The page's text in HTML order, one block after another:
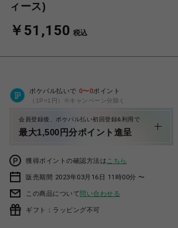
ィース)
￥51,150 税込
ポケパル払いで 0〜0ポイント
（1P=1円）※キャンペーン分除く
会員登録後、ポケパル払い初回登録&利用で
最大1,500円分ポイント進呈
獲得ポイントの確認方法は こちら
販売期間 2023年03月16日 11時00分 〜
この商品について問い合わせる
ギフト：ラッピング不可